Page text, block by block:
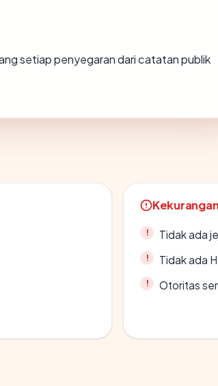
setiap penyegaran dari catatan publik
Kekurangan
Tidak ada
Tidak ada
Otoritas